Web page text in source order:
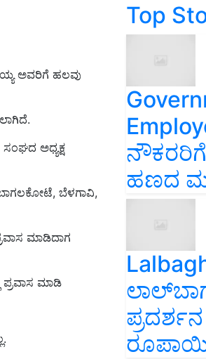
ಅವರಿಗೆ ಹಲವು
ಅಧ್ಯಕ್ಷ
ಬಾಗಲಕೋಟೆ, ಬೆಳಗಾವಿ,
ಮಾಡಿದಾಗ
ಪ್ರವಾಸ ಮಾಡಿ
Top
ನೌಕರರಿಗೆ
ಹಣದ